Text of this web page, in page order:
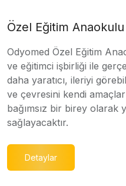
Özel Eğitim Anaokulu
Odyomed Özel Eğitim
ve eğitimci işbirliği ile
daha yaratıcı, ileriyi
ve çevresini kendi
bağımsız bir birey olarak
sağlayacaktır.
Detaylar